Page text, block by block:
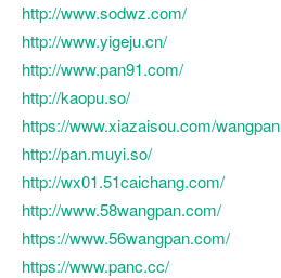
http://www.sodwz.com/
http://www.yigeju.cn/
http://www.pan91.com/
http://kaopu.so/
https://www.xiazaisou.com/wangpan
http://pan.muyi.so/
http://wx01.51caichang.com/
http://www.58wangpan.com/
https://www.56wangpan.com/
https://www.panc.cc/